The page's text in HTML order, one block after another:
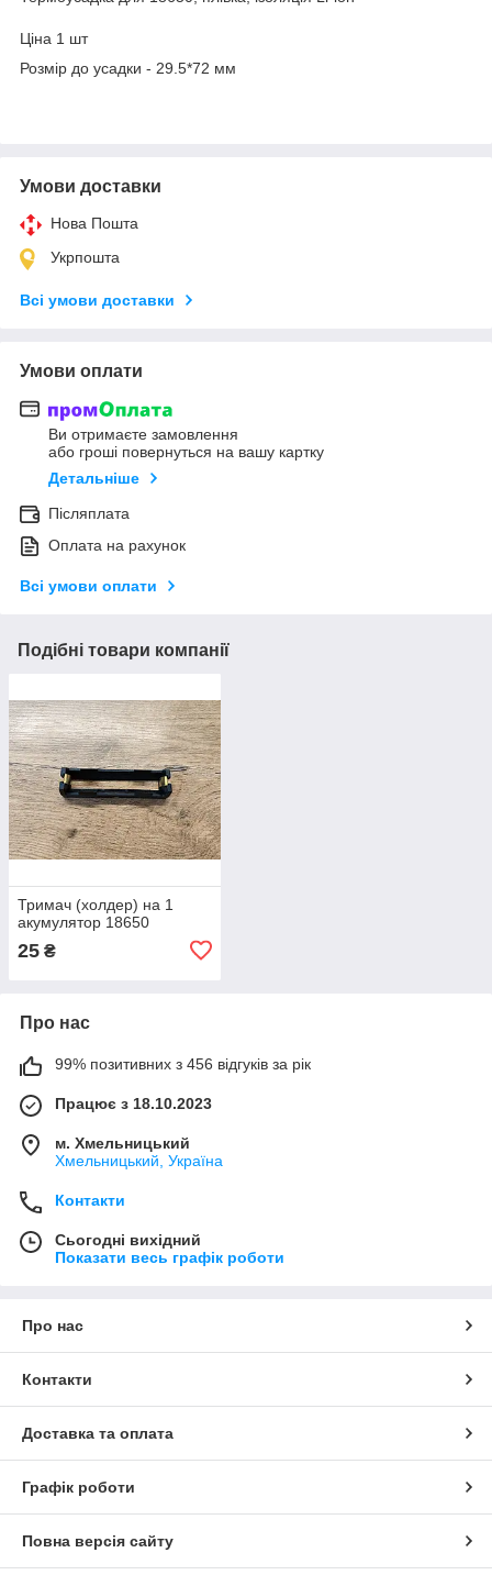
Ціна 1 шт
Розмір до усадки - 29.5*72 мм
Умови доставки
Нова Пошта
Укрпошта
Всі умови доставки
Умови оплати
Ви отримаєте замовлення
або гроші повернуться на вашу картку
Детальніше
Післяплата
Оплата на рахунок
Всі умови оплати
Подібні товари компанії
Тримач (холдер) на 1
акумулятор 18650
25 ₴
Про нас
99% позитивних з 456 відгуків за рік
Працює з 18.10.2023
м. Хмельницький
Хмельницький, Україна
Контакти
Сьогодні вихідний
Показати весь графік роботи
Про нас
Контакти
Доставка та оплата
Графік роботи
Повна версія сайту